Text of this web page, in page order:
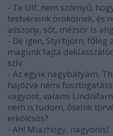
- Te Ulf, nem szörnyű,
testvéreink örökölnek, és
asszony, sőt, mézsör is
- De igen, Styrbjörn, főleg
magunk fajta
szív.
- Az egyik nagybátyám,
hajózva némi
vagyont, valami
nem is tudom, őseink
erkölcsös?
- Ah! Miazhogy, nagyonis!